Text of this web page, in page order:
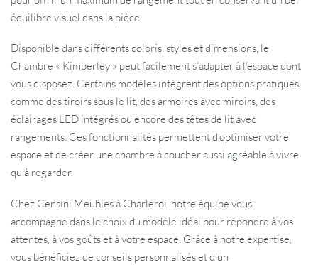
équilibre visuel dans la pièce.
Disponible dans différents coloris, styles et dimensions, le
Chambre « Kimberley » peut facilement s’adapter à l’espace dont
vous disposez. Certains modèles intègrent des options pratiques
comme des tiroirs sous le lit, des armoires avec miroirs, des
éclairages LED intégrés ou encore des têtes de lit avec
rangements. Ces fonctionnalités permettent d’optimiser votre
espace et de créer une chambre à coucher aussi agréable à vivre
qu’à regarder.
Chez Censini Meubles à Charleroi, notre équipe vous
accompagne dans le choix du modèle idéal pour répondre à vos
attentes, à vos goûts et à votre espace. Grâce à notre expertise,
vous bénéficiez de conseils personnalisés et d’un